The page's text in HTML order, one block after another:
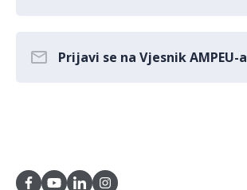
Prijavi se na Vjesnik AMPEU-a